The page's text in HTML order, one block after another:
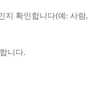
지 확인합니다(예: 사람,
니다.